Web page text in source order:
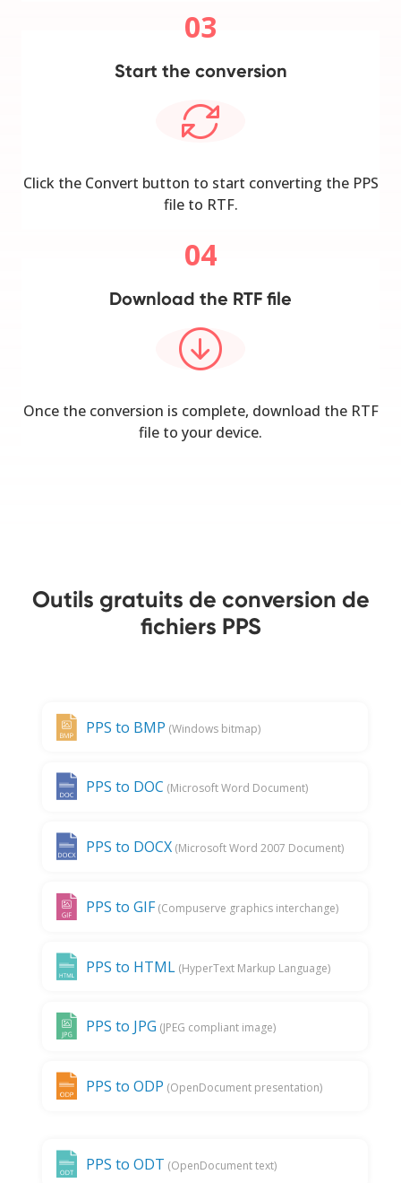
03
Start the conversion
Click the Convert button to start converting the PPS
file to RTF.
04
Download the RTF file
Once the conversion is complete, download the RTF
file to your device.
Outils gratuits de conversion de
fichiers PPS
PPS to BMP (Windows bitmap)
PPS to DOC (Microsoft Word Document)
PPS to DOCX (Microsoft Word 2007 Document)
PPS to GIF (Compuserve graphics interchange)
PPS to HTML (HyperText Markup Language)
PPS to JPG (JPEG compliant image)
PPS to ODP (OpenDocument presentation)
PPS to ODT (OpenDocument text)